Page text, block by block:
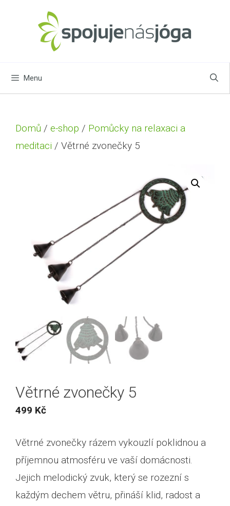
Menu
Domů / e-shop / Pomůcky na relaxaci a
meditaci / Větrné zvonečky 5
Větrné zvonečky 5
499 Kč
Větrné zvonečky rázem vykouzlí poklidnou a
příjemnou atmosféru ve vaší domácnosti.
Jejich melodický zvuk, který se rozezní s
každým dechem větru, přináší klid, radost a